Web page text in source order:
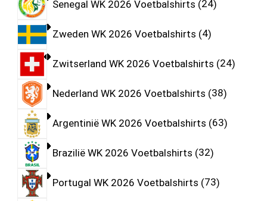
Senegal WK 2026 Voetbalshirts 24
Zweden WK 2026 Voetbalshirts 4
Zwitserland WK 2026 Voetbalshirts 24
Nederland WK 2026 Voetbalshirts 38
Argentinië WK 2026 Voetbalshirts 63
Brazilië WK 2026 Voetbalshirts 32
Portugal WK 2026 Voetbalshirts 73